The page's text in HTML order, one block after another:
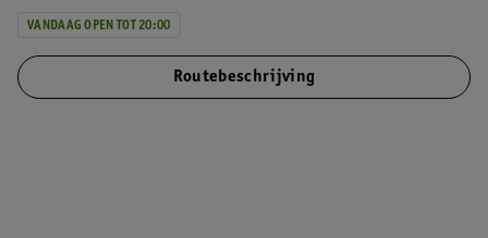
VANDAAG OPEN TOT 20:00
Routebeschrijving